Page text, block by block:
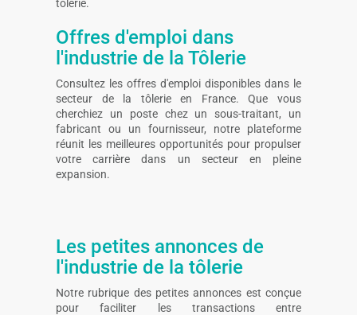
tôlerie.
Offres d'emploi dans
l'industrie de la Tôlerie
Consultez les offres d'emploi disponibles dans le
secteur de la tôlerie en France. Que vous
cherchiez un poste chez un sous-traitant, un
fabricant ou un fournisseur, notre plateforme
réunit les meilleures opportunités pour propulser
votre carrière dans un secteur en pleine
expansion.
Les petites annonces de
l'industrie de la tôlerie
Notre rubrique des petites annonces est conçue
pour faciliter les transactions entre